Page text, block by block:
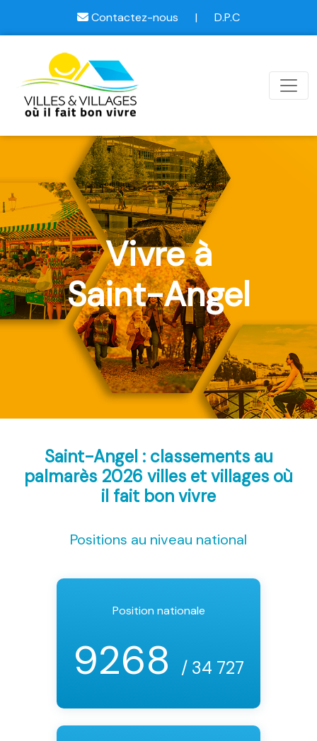
Contactez-nous | D.P.C
Vivre à
Saint-Angel
Saint-Angel : classements au
palmarès 2026 villes et villages où
il fait bon vivre
Positions au niveau national
Position nationale
9268 / 34 727